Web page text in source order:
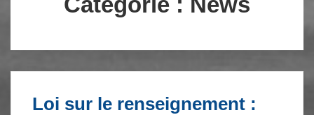
Loi sur le renseignement :